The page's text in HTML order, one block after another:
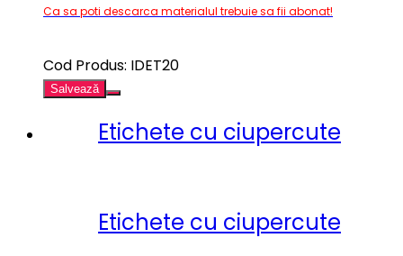
Ca sa poti descarca materialul trebuie sa fii abonat!
Cod Produs: IDET20
Salvează
Etichete cu ciupercute
Etichete cu ciupercute